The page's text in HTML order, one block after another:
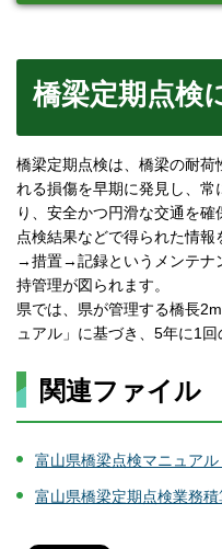
橋梁定期点検
橋梁定期点検は、橋梁の耐荷
れる損傷を早期に発見し、常
り、安全かつ円滑な交通を確
点検結果などで得られた情
→措置→記録というメンテナ
持管理が図られます。
県では、県が管理する橋長
ュアル」に基づき、5年に1回
関連ファイル
富山県橋梁点検マニュアル
富山県橋梁定期点検業務積